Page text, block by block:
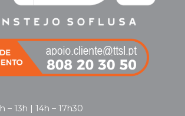
– 13h | 14h – 17h30